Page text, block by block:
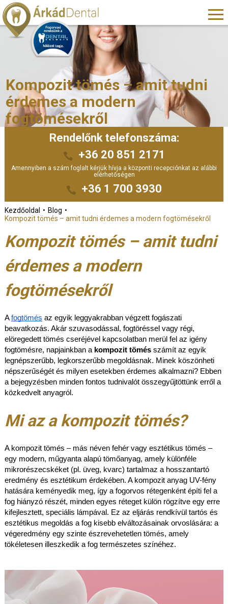
Kompozit tömés – amit tudni
érdemes a modern
fogtömésekről
Rendelőnk telefonszáma:
+36 20 851 2171
Amennyiben a szám foglalt kérjük hívja a központi recepciónkat az alábbi
elérhetőségen
+36 1 700 3930
Kezdőoldal
Blog
Kompozit tömés – amit tudni érdemes a modern fogtömésekről
Kompozit tömés – amit tudni
érdemes a modern
fogtömésekről
Afogtömés az egyik leggyakrabban végzett fogászati
beavatkozás. Akár szuvasodással, fogtöréssel vagy régi,
elöregedett tömés cseréjével kapcsolatban merül fel az igény
fogtömésre, napjainkban a kompozit tömésszámít az egyik
legnépszerűbb, legkorszerűbb megoldásnak. Minek köszönheti
népszerűségét és milyen esetekben érdemes alkalmazni? Ebben
a bejegyzésben minden fontos tudnivalót összegyűjtöttünk erről a
közkedvelt anyagról.
Mi az a kompozit tömés?
A kompozit tömés – más néven fehér vagy esztétikus tömés –
egy modern, műgyanta alapú tömőanyag, amely különféle
mikrorészecskéket (pl. üveg, kvarc) tartalmaz a hosszantartó
eredmény és esztétikum érdekében. A kompozit anyag UV-fény
hatására keményedik meg, így a fogorvos rétegenként építi fel a
fog hiányzó részét, minden egyes réteget külön rögzítve egy erre
kifejlesztett, speciális lámpával. Ez az eljárás rendkívül tartós és
esztétikus megoldás a fog kisebb elváltozásainak orvoslására: a
végeredmény egy szinte észrevehetetlen tömés, amely
tökéletesen illeszkedik a fog természetes színéhez.